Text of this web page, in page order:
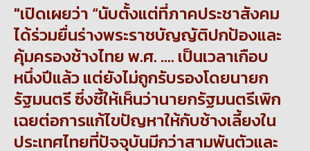
เปิดเผยว่า “นับตั้งแต่ที่ภาคประชาสังคม
ได้ร่วมยื่นร่างพระราชบัญญัติปกป้องและ
คุ้มครองช้างไทย พ.ศ. .... เป็นเวลาเกือบ
หนึ่งปีแล้ว แต่ยังไม่ถูกรับรองโดยนายก
รัฐมนตรี ซึ่งชี้ให้เห็นว่านายกรัฐมนตรีเพิก
เฉยต่อการแก้ไขปัญหาให้กับช้างเลี้ยงใน
ประเทศไทยที่ปัจจุบันมีกว่าสามพันตัวและ